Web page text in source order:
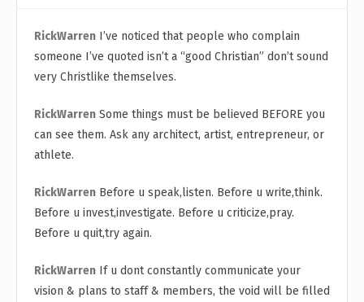
RickWarren I’ve noticed that people who complain
someone I’ve quoted isn’t a “good Christian” don’t sound
very Christlike themselves.
RickWarren Some things must be believed BEFORE you
can see them. Ask any architect, artist, entrepreneur, or
athlete.
RickWarren Before u speak,listen. Before u write,think.
Before u invest,investigate. Before u criticize,pray.
Before u quit,try again.
RickWarren If u dont constantly communicate your
vision & plans to staff & members, the void will be filled